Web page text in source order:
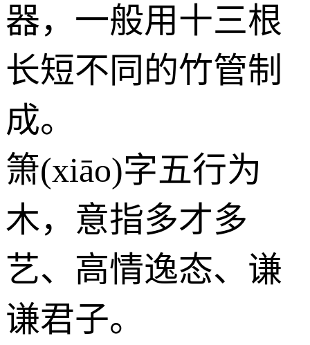
器，一般用十三根
长短不同的竹管制
成。
箫(xiāo)字五行为
木，意指多才多
艺、高情逸态、谦
谦君子。